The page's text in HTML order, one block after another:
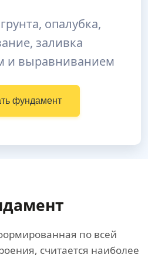
опалубка,
заливка
и выравниванием
фундамент
по всей
считается наиболее